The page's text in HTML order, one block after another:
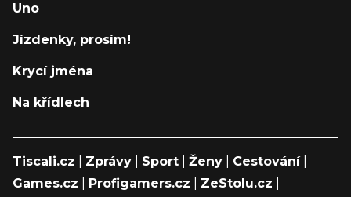
Uno
Jízdenky, prosím!
Krycí jména
Na křídlech
Tiscali.cz Zprávy Sport Ženy Cestování|
Games.cz
Profigamers.cz ZeStolu.cz